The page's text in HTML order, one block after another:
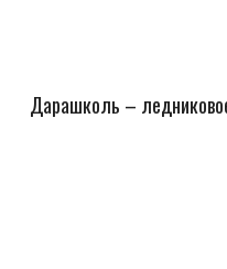
Дарашколь –